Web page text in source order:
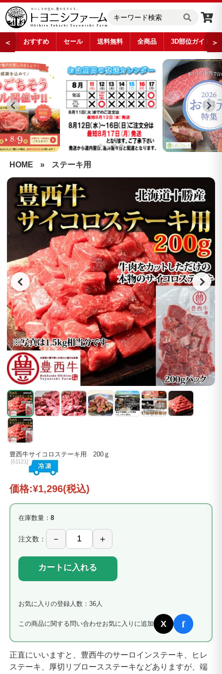
＜ おすすめ セール 送料無料 全商品 3D部位ガイド ＞
HOME » ステーキ用
豊西牛サイコロステーキ用 200ｇ
[51121]
価格:¥1,296(税込)
在庫数量： 8
注文数：
カートに入れる
お気に入りの登録人数：36人
この商品に関する問い合わせお気に入りに追加 X f
正直にいいますと、豊西牛のサーロインステーキ、ヒレ
ステーキ、厚切リブロースステーキなどありますが、端